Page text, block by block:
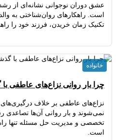
عشق دوران نوجوانی نشانه‌ای از
است. راهکارهای روان‌شناختی به
تکنیک زمان خریدن، فرزند خود را
چرا بار روانی نزاع‌های عاطفی
نزاع‌های عاطفی بر خلاف
نمی‌شوند و بار روانی آن‌ها
تخصصی و مدیریت حل مسئله تنها
است.
خانواده